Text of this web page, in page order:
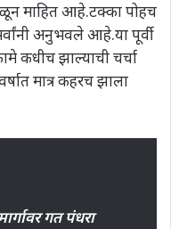
माहित आहे.टक्का पोहच
अनुभवले आहे.या पूर्वी
कधीच झाल्याची चर्चा
मात्र कहरच झाला
गत पंधरा